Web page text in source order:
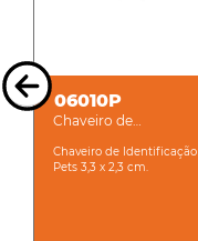
06010P
Chaveiro de
Chaveiro de Identificação
Pets 3,3 x 2,3 cm.